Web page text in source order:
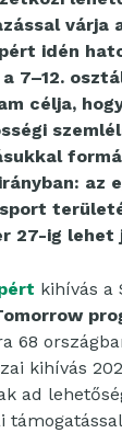
várja
idén
7–12.
célja,
az
27-ig lehet
kihívás a
kihívás
ad